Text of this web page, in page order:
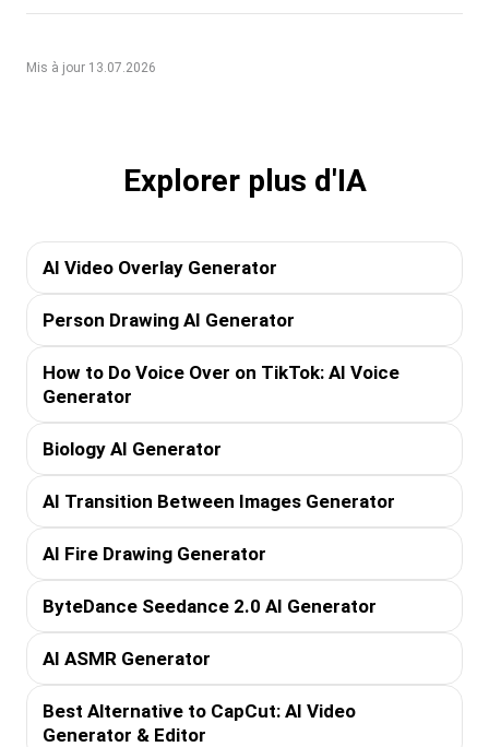
Mis à jour 13.07.2026
Explorer plus d'IA
AI Video Overlay Generator
Person Drawing AI Generator
How to Do Voice Over on TikTok: AI Voice
Generator
Biology AI Generator
AI Transition Between Images Generator
AI Fire Drawing Generator
ByteDance Seedance 2.0 AI Generator
AI ASMR Generator
Best Alternative to CapCut: AI Video
Generator & Editor